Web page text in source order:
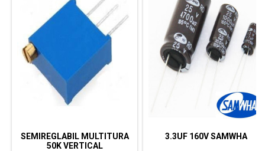
SEMIREGLABIL MULTITURA
50K VERTICAL
3.3UF 160V SAMWHA